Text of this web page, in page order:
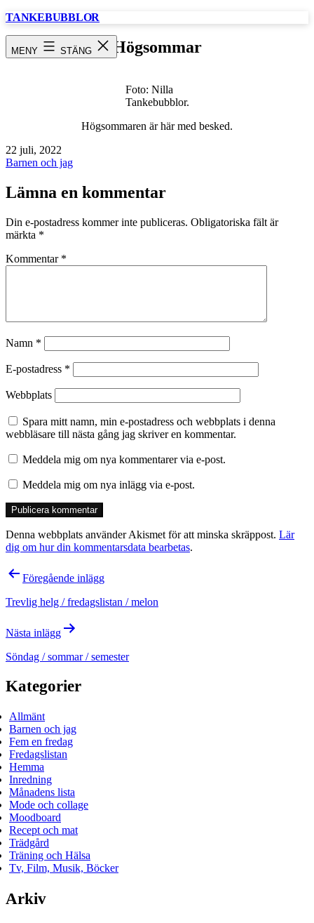
Hoppa
TANKEBUBBLOR
MENY STÄNG Högsommar
Foto: Nilla
Tankebubblor.
Högsommaren är här med besked.
Publicerat
den
22 juli, 2022
Kategoriserat
Barnen och jag
Lämna en kommentar
Din e-postadress kommer inte publiceras. Obligatoriska fält är
märkta *
Kommentar *
Namn *
E-postadress *
Webbplats
Spara mitt namn, min e-postadress och webbplats i denna
webbläsare till nästa gång jag skriver en kommentar.
Meddela mig om nya kommentarer via e-post.
Meddela mig om nya inlägg via e-post.
Denna webbplats använder Akismet för att minska skräppost. Lär
dig om hur din kommentarsdata bearbetas.
Inläggsnavigering
Föregående inlägg
Trevlig helg / fredagslistan / melon
Nästa inlägg
Söndag / sommar / semester
Kategorier
Allmänt
Barnen och jag
Fem en fredag
Fredagslistan
Hemma
Inredning
Månadens lista
Mode och collage
Moodboard
Recept och mat
Trädgård
Träning och Hälsa
Tv, Film, Musik, Böcker
Arkiv